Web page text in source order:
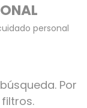
personal
Por